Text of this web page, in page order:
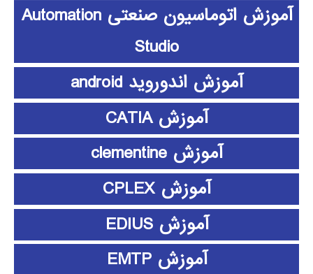
آموزش اتوماسیون صنعتی Automation
Studio
آموزش اندوروید android
آموزش CATIA
آموزش clementine
آموزش CPLEX
آموزش EDIUS
آموزش EMTP